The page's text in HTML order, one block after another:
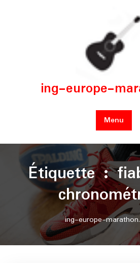
ing-europe-
Menu
Étiquette :
ing-europe-